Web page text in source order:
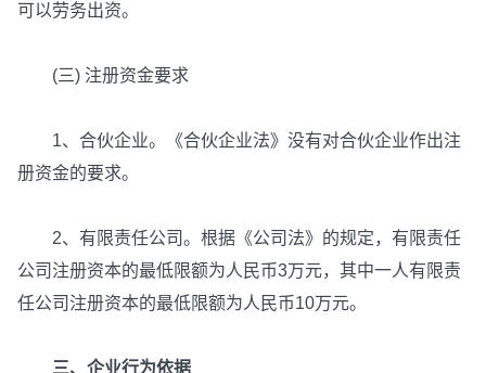
可以劳务出资。
(三) 注册资金要求
1、合伙企业。《合伙企业法》没有对合伙企业作出注
册资金的要求。
2、有限责任公司。根据《公司法》的规定，有限责任
公司注册资本的最低限额为人民币3万元，其中一人有限责
任公司注册资本的最低限额为人民币10万元。
三、企业行为依据